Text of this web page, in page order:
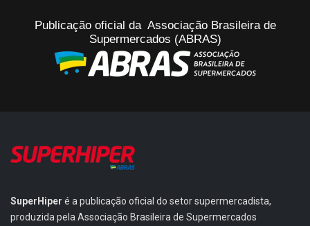
Publicação oficial da Associação Brasileira de
Supermercados (ABRAS)
SuperHiper é a publicação oficial do setor supermercadista,
produzida pela Associação Brasileira de Supermercados